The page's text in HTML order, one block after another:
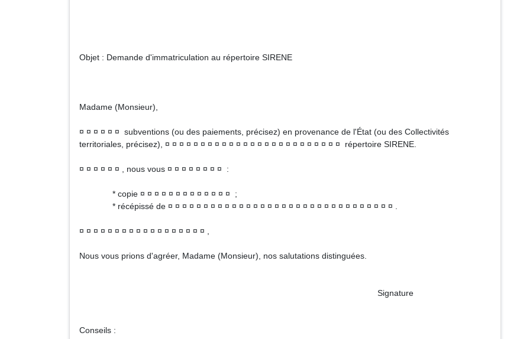
Objet : Demande d'immatriculation au répertoire SIRENE
Madame (Monsieur),
¤ ¤ ¤ ¤ ¤ ¤ subventions (ou des paiements, précisez) en provenance de l'État (ou des Collectivités
territoriales, précisez), ¤ ¤ ¤ ¤ ¤ ¤ ¤ ¤ ¤ ¤ ¤ ¤ ¤ ¤ ¤ ¤ ¤ ¤ ¤ ¤ ¤ ¤ ¤ ¤ ¤ répertoire SIRENE.
¤ ¤ ¤ ¤ ¤ ¤ , nous vous ¤ ¤ ¤ ¤ ¤ ¤ ¤ ¤ :
* copie ¤ ¤ ¤ ¤ ¤ ¤ ¤ ¤ ¤ ¤ ¤ ¤ ¤ ;
* récépissé de ¤ ¤ ¤ ¤ ¤ ¤ ¤ ¤ ¤ ¤ ¤ ¤ ¤ ¤ ¤ ¤ ¤ ¤ ¤ ¤ ¤ ¤ ¤ ¤ ¤ ¤ ¤ ¤ ¤ ¤ ¤ ¤ .
¤ ¤ ¤ ¤ ¤ ¤ ¤ ¤ ¤ ¤ ¤ ¤ ¤ ¤ ¤ ¤ ¤ ¤ ,
Nous vous prions d'agréer, Madame (Monsieur), nos salutations distinguées.
Signature
Conseils :